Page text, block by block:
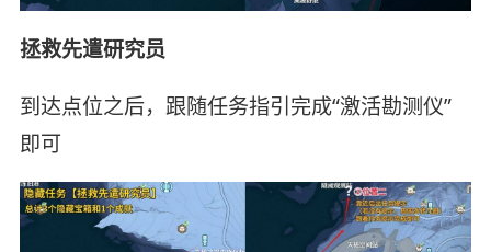
拯救先遣研究员
到达点位之后，跟随任务指引完成“激活勘测仪”
即可